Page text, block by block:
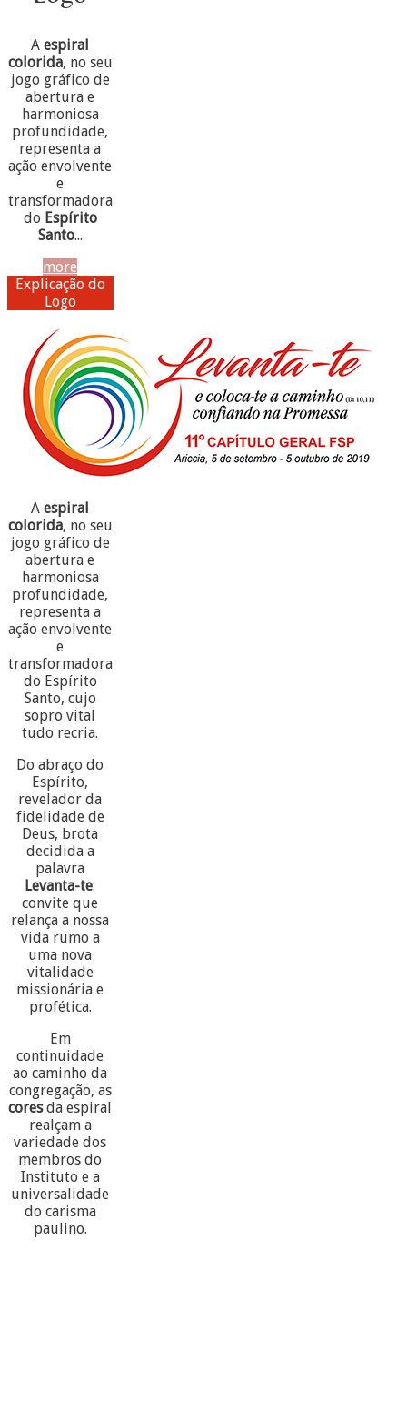
Aespiral
colorida, no seu
jogo gráfico de
abertura e
harmoniosa
profundidade,
representa a
ação envolvente
e
transformadora
do Espírito
Santo...
more
Explicação do
Logo
Aespiral
colorida, no seu
jogo gráfico de
abertura e
harmoniosa
profundidade,
representa a
ação envolvente
e
transformadora
do Espírito
Santo, cujo
sopro vital
tudo recria.
Do abraço do
Espírito,
revelador da
fidelidade de
Deus, brota
decidida a
palavra
Levanta-te:
convite que
relança a nossa
vida rumo a
uma nova
vitalidade
missionária e
profética.
Em
continuidade
ao caminho da
congregação, as
coresda espiral
realçam a
variedade dos
membros do
Instituto e a
universalidade
do carisma
paulino.